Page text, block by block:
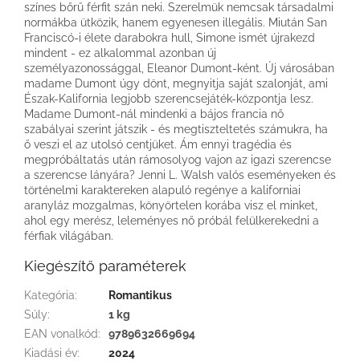
színes bőrű férfit szán neki. Szerelmük nemcsak társadalmi
normákba ütközik, hanem egyenesen illegális. Miután San
Franciscó-i élete darabokra hull, Simone ismét újrakezd
mindent - ez alkalommal azonban új
személyazonossággal, Eleanor Dumont-ként. Új városában
madame Dumont úgy dönt, megnyitja saját szalonját, ami
Észak-Kalifornia legjobb szerencsejáték-központja lesz.
Madame Dumont-nál mindenki a bájos francia nő
szabályai szerint játszik - és megtiszteltetés számukra, ha
ő veszi el az utolsó centjüket. Ám ennyi tragédia és
megpróbáltatás után rámosolyog vajon az igazi szerencse
a szerencse lányára? Jenni L. Walsh valós eseményeken és
történelmi karaktereken alapuló regénye a kaliforniai
aranyláz mozgalmas, könyörtelen korába visz el minket,
ahol egy merész, leleményes nő próbál felülkerekedni a
férfiak világában.
Kiegészítő paraméterek
Kategória:
Romantikus
Súly:
1 kg
EAN vonalkód:
9789632669694
Kiadási év:
2024